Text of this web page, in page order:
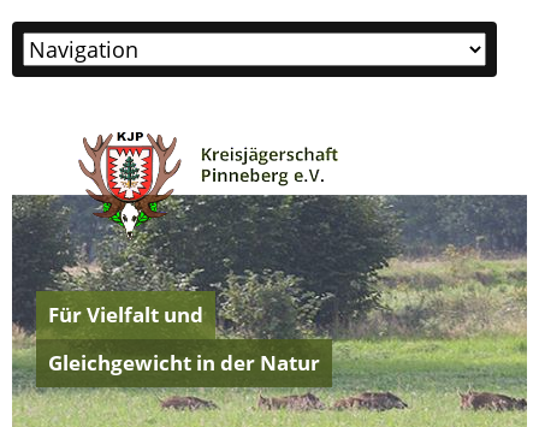
Zielseite
Für Vielfalt und
Gleichgewicht in der Natur